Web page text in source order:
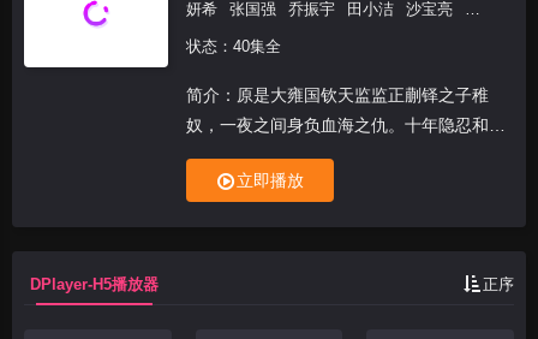
妍希
张国强 乔振宇 田小洁 沙宝亮
张
铎
白冰 赵子琪
帆
刘潮 王韵之 宋元甫 杨博潇
武志
强
李嘉鑫 应世鸣 伍姣 钟汉良
状态：40集全
简介：原是大雍国钦天监监正蒯铎之子稚
奴，一夜之间身负血海之仇。十年隐忍和学
习之后，稚奴化名藏海（肖战 饰）回到京
城，凭借营造技艺和纵横之术，在朝堂上步
立即播放
DPlayer-H5播放器 正序